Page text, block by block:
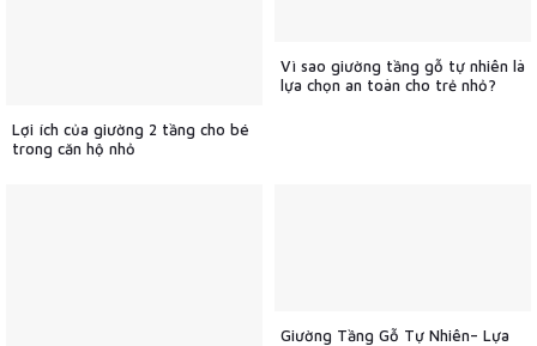
Lợi ích của giường 2 tầng cho bé
trong căn hộ nhỏ
Vì sao giường tầng gỗ tự nhiên là
lựa chọn an toàn cho trẻ nhỏ?
Giường Tầng Gỗ Tự Nhiên– Lựa